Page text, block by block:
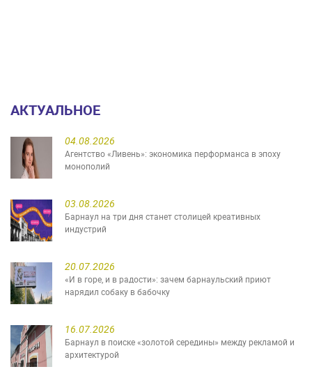
АКТУАЛЬНОЕ
04.08.2026
Агентство «Ливень»: экономика перформанса в эпоху
монополий
03.08.2026
Барнаул на три дня станет столицей креативных
индустрий
20.07.2026
«И в горе, и в радости»: зачем барнаульский приют
нарядил собаку в бабочку
16.07.2026
Барнаул в поиске «золотой середины» между рекламой и
архитектурой